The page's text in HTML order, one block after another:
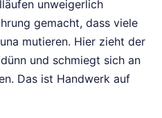
unweigerlich
gemacht, dass viele
mutieren. Hier zieht der
und schmiegt sich an
Das ist Handwerk auf